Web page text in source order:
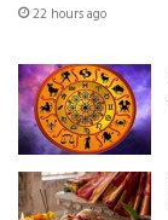
22 hours ago